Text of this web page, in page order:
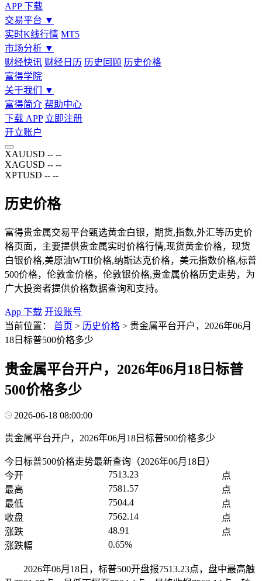
APP 下载
交易平台 ▼
实时K线行情 MT5
市场分析 ▼
财经快讯 财经日历 历史回顾 历史价格
富得学院
关于我们
▼
富得简介 帮助中心
下载 APP 立即注册
开立账户
XAUUSD -- --
XAGUSD -- --
XPTUSD -- --
历史价格
富得贵金属交易平台甄选黄金白银，期货,指数,外汇等历史价
格页面，主要提供贵金属实时价格行情,现货黄金价格，现货
白银价格,美原油WTII价格,纳斯达克价格，美元指数价格,标普
500价格，伦敦金价格，伦敦银价格,贵金属价格历史走势，为
广大投资者提供价格数据查询和支持。
App 下载 开设账号
当前位置：
首页 > 历史价格 > 贵金属平台开户，2026年06月
18日标普500价格多少
贵金属平台开户，2026年06月18日标普
500价格多少
2026-06-18 08:00:00
贵金属平台开户，2026年06月18日标普500价格多少
今日标普500价格走势最新查询（2026年06月18日）
今开
7513.23
点
最高
7581.57
点
最低
7504.4
点
收盘
7562.14
点
涨跌
48.91
点
涨跌幅
0.65%
2026年06月18日，标普500开盘报7513.23点，盘中最高触